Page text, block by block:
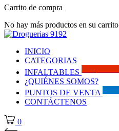
Carrito de compra
No hay más productos en su carrito
INICIO
CATEGORIAS
INFALTABLES
¿QUIÉNES SOMOS?
PUNTOS DE VENTA
CONTÁCTENOS
0